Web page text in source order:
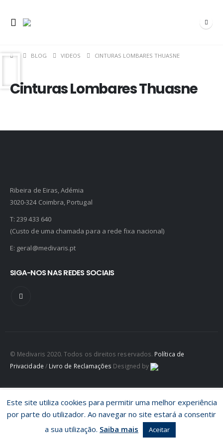
BLOG VIDEOS CINTURAS LOMBARES THUASNE
Cinturas Lombares Thuasne
Ribeira de Eiras, Adémia
3020-324 Coimbra, Portugal
T:239 433 640
(Custo de uma chamada para a rede fixa nacional)
E: geral@medivaris.pt
SIGA-NOS NAS REDES SOCIAIS
© Medivaris 2020. Todos os direitos reservados. Política de
Privacidade / Livro de Reclamações Designed by
Este site utiliza cookies para permitir uma melhor experiência
por parte do utilizador. Ao navegar no site estará a consentir
a sua utilização. Saiba mais Aceitar